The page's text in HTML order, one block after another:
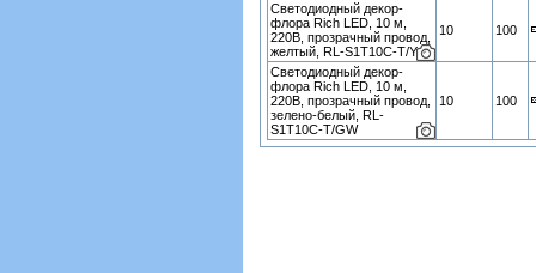
Светодиодный декор-
флора Rich LED, 10 м,
220В, прозрачный провод,
желтый, RL-S1T10C-T/Y
10 100
Светодиодный декор-
флора Rich LED, 10 м,
220В, прозрачный провод,
зелено-белый, RL-
S1T10C-T/GW
10 100